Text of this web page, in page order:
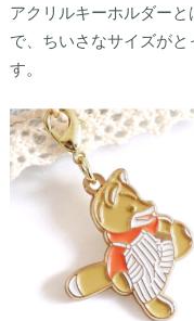
アクリルキーホルダー
で、ちいさなサイズが
す。